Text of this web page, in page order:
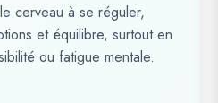
cerveau à se réguler,
et équilibre, surtout en
ou fatigue mentale.